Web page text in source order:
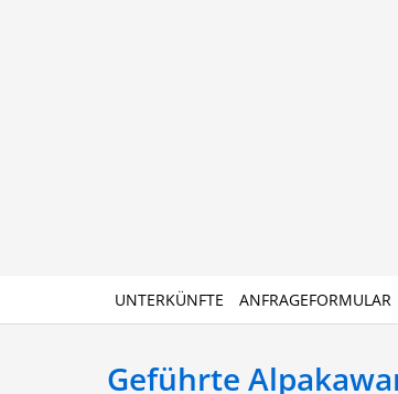
UNTERKÜNFTE ANFRAGEFORMULAR
Geführte